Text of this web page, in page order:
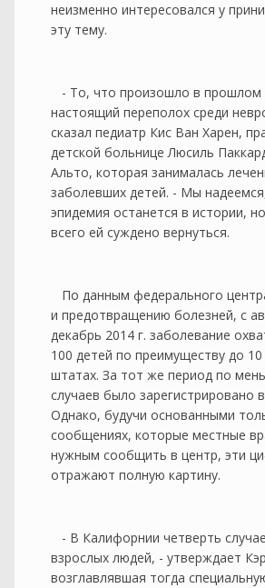
неизменно интересовался у
эту тему.
- То, что произошло в прошлом
настоящий переполох среди
сказал педиатр Кис Ван Харен,
детской больнице Люсиль
Альто, которая занималась
заболевших детей. - Мы
эпидемия останется в истории,
всего ей суждено вернуться.
По данным федерального
и предотвращению болезней, с
декабрь 2014 г. заболевание
100 детей по преимуществу до
штатах. За тот же период по
случаев было зарегистрировано
Однако, будучи основанными
сообщениях, которые местные
нужным сообщить в центр, эти
отражают полную картину.
- В Калифорнии четверть
взрослых людей, - утверждает
возглавлявшая тогда